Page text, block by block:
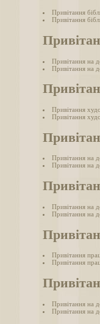
Привітання
Привітання
Привітання на
Привітання на
Привітання
Привітання
Привітання на
Привітання на
Привітання на
Привітання на
Привітання
Привітання
Привітання на
Привітання на